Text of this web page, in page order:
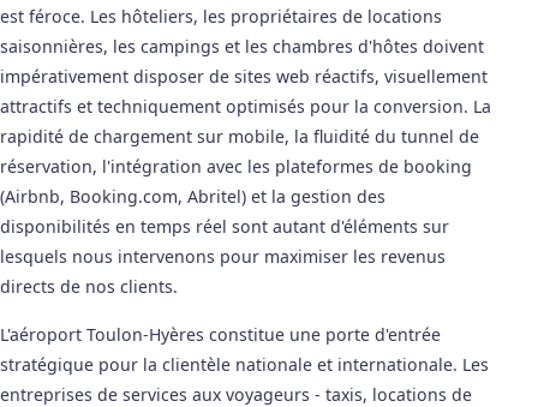
est féroce. Les hôteliers, les propriétaires de locations
saisonnières, les campings et les chambres d'hôtes doivent
impérativement disposer de sites web réactifs, visuellement
attractifs et techniquement optimisés pour la conversion. La
rapidité de chargement sur mobile, la fluidité du tunnel de
réservation, l'intégration avec les plateformes de booking
(Airbnb, Booking.com, Abritel) et la gestion des
disponibilités en temps réel sont autant d'éléments sur
lesquels nous intervenons pour maximiser les revenus
directs de nos clients.
L'aéroport Toulon-Hyères constitue une porte d'entrée
stratégique pour la clientèle nationale et internationale. Les
entreprises de services aux voyageurs - taxis, locations de